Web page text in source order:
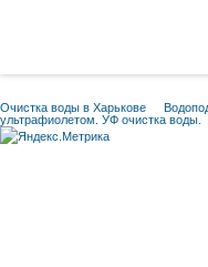
Очистка воды в Харькове
ультрафиолетом. УФ очистка воды.